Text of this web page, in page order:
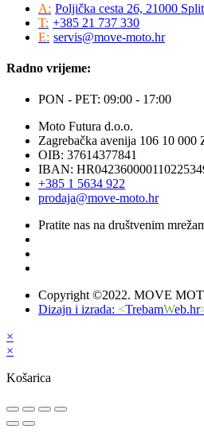
A: Poljička cesta 26, 21000 Split
T: +385 21 737 330
E: servis@move-moto.hr
Radno vrijeme:
PON - PET: 09:00 - 17:00
Moto Futura d.o.o.
Zagrebačka avenija 106 10 000
OIB: 37614377841
IBAN:
+385 1 5634 922
prodaja@move-moto.hr
Pratite nas na društvenim
Copyright ©2022. MOVE
Dizajn i izrada: <TrebamWeb.hr
×
×
Košarica